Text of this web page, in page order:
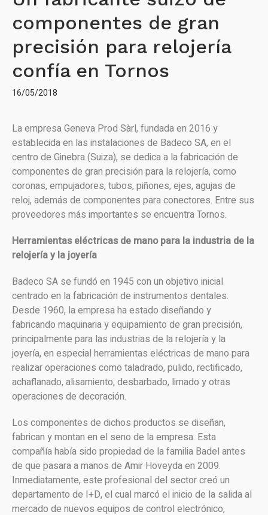
componentes de gran
precisión para relojería
confía en Tornos
16/05/2018
La empresa Geneva Prod Sàrl, fundada en 2016 y
establecida en las instalaciones de Badeco SA, en el
centro de Ginebra (Suiza), se dedica a la fabricación de
componentes de gran precisión para la relojería, como
coronas, empujadores, tubos, piñones, ejes, agujas de
reloj, además de componentes para conectores. Entre sus
proveedores más importantes se encuentra Tornos.
Herramientas eléctricas de mano para la industria de la
relojería y la joyería
Badeco SA se fundó en 1945 con un objetivo inicial
centrado en la fabricación de instrumentos dentales.
Desde 1960, la empresa ha estado diseñando y
fabricando maquinaria y equipamiento de gran precisión,
principalmente para las industrias de la relojería y la
joyería, en especial herramientas eléctricas de mano para
realizar operaciones como taladrado, pulido, rectificado,
achaflanado, alisamiento, desbarbado, limado y otras
operaciones de decoración.
Los componentes de dichos productos se diseñan,
fabrican y montan en el seno de la empresa. Esta
compañía había sido propiedad de la familia Badel antes
de que pasara a manos de Amir Hoveyda en 2009.
Inmediatamente, este profesional del sector creó un
departamento de I+D, el cual marcó el inicio de la salida al
mercado de nuevos equipos de control electrónico,